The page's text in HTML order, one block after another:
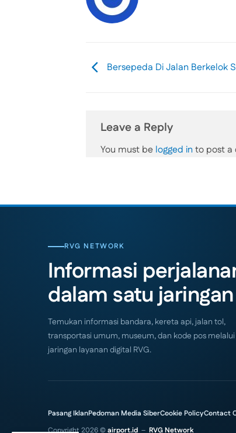
Bersepeda Di Jalan Berkelok
Leave a Reply
You must be logged in to post a
RVG NETWORK
Informasi
dalam satu jaringan
Temukan informasi bandara, kereta api, jalan tol,
transportasi umum, museum, dan kode pos melalui
jaringan layanan digital RVG.
Pasang IklanPedoman Media SiberCookie PolicyContact
Copyright 2026 ©airport.id – RVG Network